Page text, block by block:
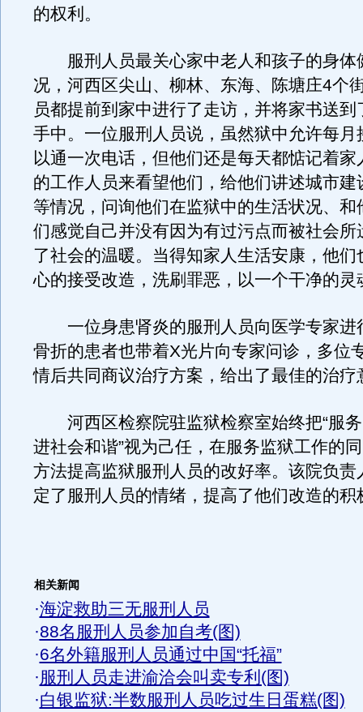
的权利。
服刑人员最关心家中老人和孩子的身体
况，河西区尖山、柳林、东海、陈塘庄4个
员都提前到家中进行了走访，并将家书送到
手中。一位服刑人员说，虽然狱中允许每月
以通一次电话，但他们还是每天都惦记着家
的工作人员来看望他们，给他们讲述城市建
等情况，问询他们在监狱中的生活状况、和
们感觉自己并没有因为有过污点而被社会所
了社会的温暖。当得知家人生活安康，他们
心的接受改造，洗刷罪恶，以一个干净的灵
一位身患肾炎的服刑人员向医学专家进
骨折的患者也带着X光片向专家问诊，多位
情后共同商议治疗方案，给出了最佳的治疗
河西区检察院驻监狱检察室始终把“服务
进社会和谐”视为己任，在服务监狱工作的
方法提高监狱服刑人员的改好率。该院负责
定了服刑人员的情绪，提高了他们改造的积
相关新闻
·海淀救助三无服刑人员
·88名服刑人员参加自考(图)
·6名外籍服刑人员通过中国“托福”
·服刑人员走进渝洽会叫卖专利(图)
·白银监狱:半数服刑人员吃过生日蛋糕(图)